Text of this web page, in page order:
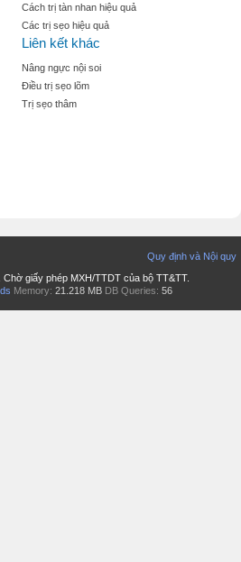
Cách trị tàn nhan hiệu quả
Các trị sẹo hiệu quả
Liên kết khác
Nâng ngực nội soi
Điều trị sẹo lõm
Trị sẹo thâm
Quy định và Nội quy
giấy phép MXH/TTDT của bộ TT&TT.
Memory: 21.218 MB DB Queries: 56